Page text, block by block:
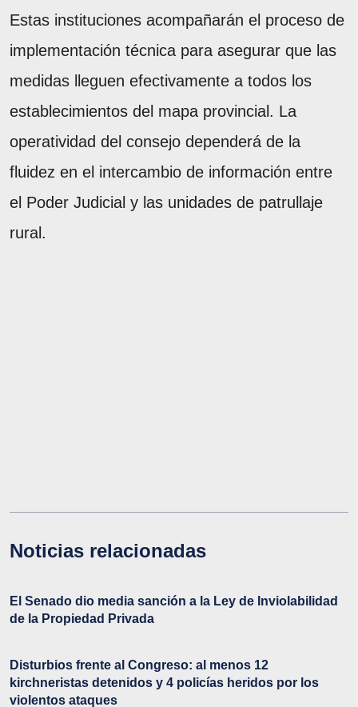
Estas instituciones acompañarán el proceso de
implementación técnica para asegurar que las
medidas lleguen efectivamente a todos los
establecimientos del mapa provincial. La
operatividad del consejo dependerá de la
fluidez en el intercambio de información entre
el Poder Judicial y las unidades de patrullaje
rural.
Noticias relacionadas
El Senado dio media sanción a la Ley de Inviolabilidad
de la Propiedad Privada
Disturbios frente al Congreso: al menos 12
kirchneristas detenidos y 4 policías heridos por los
violentos ataques